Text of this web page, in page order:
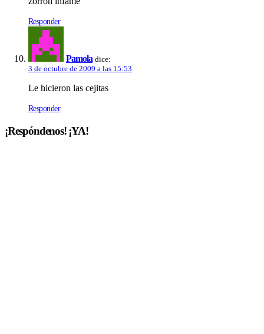
Responder
Pamola dice:
3 de octubre de 2009 a las 15:53
Le hicieron las cejitas
Responder
¡Respóndenos! ¡YA!